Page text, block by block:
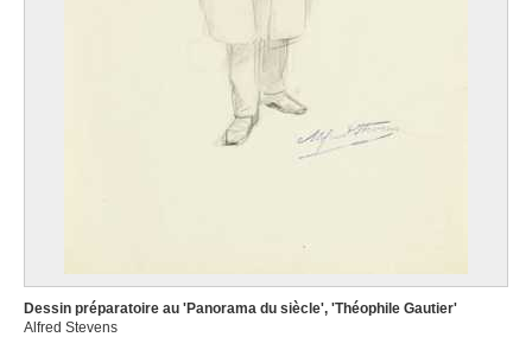
Dessin préparatoire au 'Panorama du siècle', 'Théophile Gautier'
Alfred Stevens